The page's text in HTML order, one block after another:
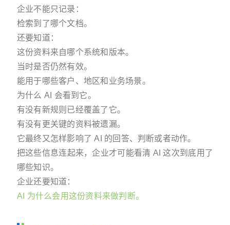
企业不能只记录：
检索到了哪个文档。
还要知道：
这份资料来自哪个系统和版本。
当时是否仍然有效。
能用于哪些客户、地区和业务场景。
为什么 AI 会看到它。
有没有新规则已经覆盖了它。
有没有更关键的资料被遗漏。
它最终又怎样影响了 AI 的回答、判断或者动作。
把这些信息连起来，企业才可能看清 AI 这次到底用了
哪些知识。
企业还要知道：
AI 为什么会用这份资料来做判断。